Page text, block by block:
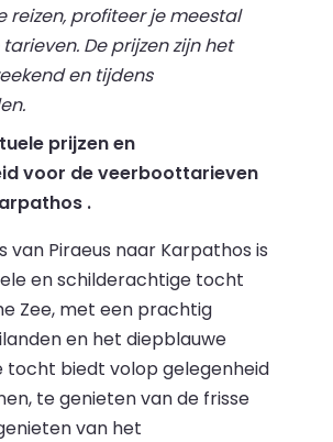
reizen, profiteer je meestal
De prijzen zijn het
en tijdens
prijzen en
voor de veerboottarieven
.
van Piraeus naar Karpathos is
en schilderachtige tocht
Zee, met een prachtig
en het diepblauwe
tocht biedt volop gelegenheid
te genieten van de frisse
van het